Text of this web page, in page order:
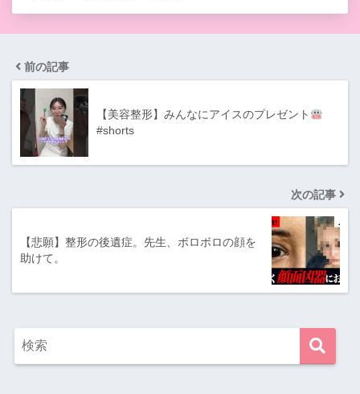
前の記事
【美容整形】みんなにアイスのプレゼント
#shorts
次の記事
【悲願】整形の後遺症。先生、ボロボロの顔を
助けて。